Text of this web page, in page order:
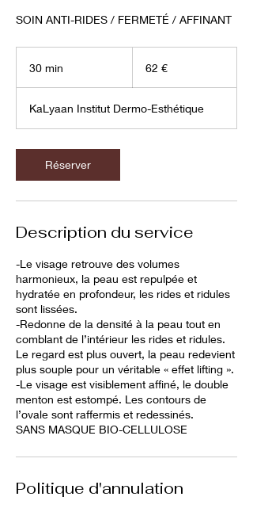
SOIN ANTI-RIDES / FERMETÉ / AFFINANT
30 min
i
n
62 €
KaLyaan Institut Dermo-Esthétique
Réserver
Description du service
-Le visage retrouve des volumes
harmonieux, la peau est repulpée et
hydratée en profondeur, les rides et ridules
sont lissées.
-Redonne de la densité à la peau tout en
comblant de l’intérieur les rides et ridules.
Le regard est plus ouvert, la peau redevient
plus souple pour un véritable « effet lifting ».
-Le visage est visiblement affiné, le double
menton est estompé. Les contours de
l’ovale sont raffermis et redessinés.
SANS MASQUE BIO-CELLULOSE
Politique d'annulation